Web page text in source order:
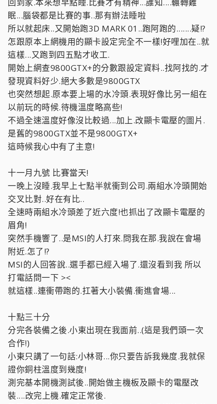
眠...腦袋都是比賽的事..那有辦法睡啦
所以就起床..又開始跑3D MARK 01..跑阿跑的.......疑!?
怎跟原本上網機用的顯卡設定完全不一樣!好哩加在..就
這樣...又跑到四五點才收工.
開始上網查9800GTX+的分數跟設定資料..找阿找的.才
發現資料好少.絕大多數是9800GTX
也突然想起.原本要上場的水冷頭.表現好像比另一組在
以前玩的時候.待機溫度略高些!
不過全速溫度好像沒比較過...加上.改顯卡電壓的圖片.
是舊的9800GTX並不是9800GTX+
這時候我心中有了主意!
十一月九號 比賽當天!
一晚上沒睡.我早上七點半就衝到公司.兩組水冷頭開始
交叉比對..好在有比..
全速時兩組水冷頭差了近六度!也抓出了改顯卡電壓的
眉角!
突然手機響了..是MSI的人打來.問我在那.我說在會場
附近.怎了!?
MSI的人回答說..選手都已經入場了.還沒看到我 所以
打電話問一下 ><
就這樣..連衝帶跑的.扛著大小裝備.衝進會場...
十點三十分
分完各裝備之後.小東出現在我面前..(這是我們頭一次
合作!)
小東只講了一句話:小林哥...你只要告訴我幾度.我就保
證你銅柱溫度到幾度!
測完基本開機測試後..開始做主機板及顯卡的電壓改
裝....改完上機.確定正常後.